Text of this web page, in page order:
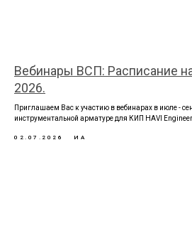
Вебинары ВСП: Расписание
2026.
Приглашаем Вас к участию в вебинарах в июле -
инструментальной арматуре для КИП HAVI
02.07.2026 ИА